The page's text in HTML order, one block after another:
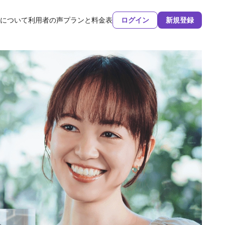
ついて利用者の声プランと料金表 ログイン 新規登録